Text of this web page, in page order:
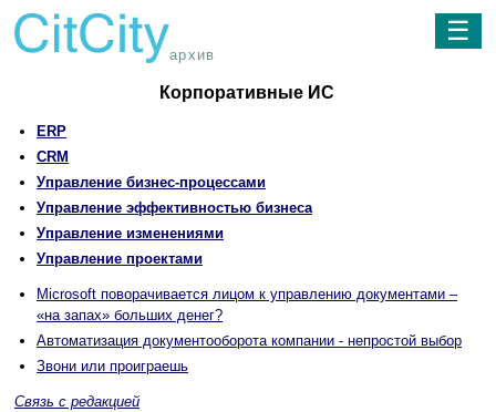
архив
☰
Корпоративные ИС
ERP
CRM
Управление бизнес-процессами
Управление эффективностью бизнеса
Управление изменениями
Управление проектами
Microsoft поворачивается лицом к управлению документами –
«на запах» больших денег?
Автоматизация документооборота компании - непростой выбор
Звони или проиграешь
Связь с редакцией